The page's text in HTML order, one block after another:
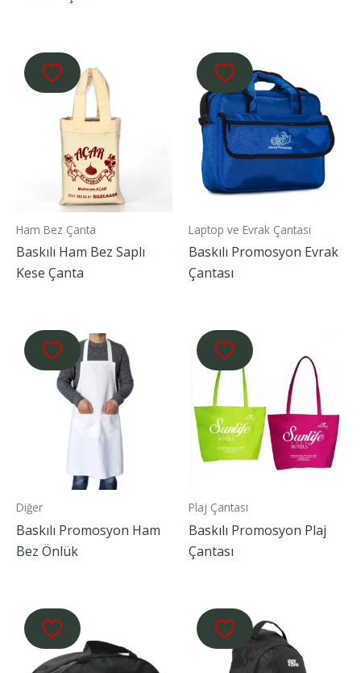
Ham Bez Çanta
Baskılı Ham Bez Saplı
Kese Çanta
Laptop ve Evrak Çantası
Baskılı Promosyon Evrak
Çantası
Diğer
Baskılı Promosyon Ham
Bez Önlük
Plaj Çantası
Baskılı Promosyon Plaj
Çantası